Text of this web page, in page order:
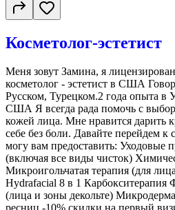
Косметолог-эстетист
Меня зовут Замина, я
косметолог - эстетист в США
Русском, Турецком.2 года опыта в
США Я всегда рада помочь с
кожей лица. Мне нравится дарить
себе без боли. Давайте перейдем к
могу вам предоставить: Уходовые
(включая все виды чисток)
Микроигольчатая терапия (для
Hydrafacial 8 в 1 Карбокситерапия
(лица и зоны декольте)